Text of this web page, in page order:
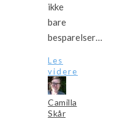
ikke
bare
besparelser…
Les
videre
Camilla
Skår